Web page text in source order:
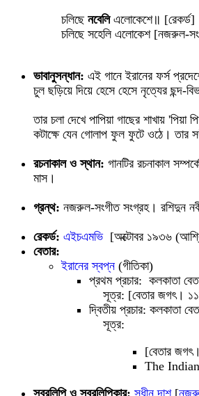
চলিছে নবেলিএলোকেশে॥ [রেকর্ড]
চলিছে সহেলি এলোকেশ [নজরুল-
ভাবানুসন্ধান: এই গানে ইরানের ফর্স
চুল ছড়িয়ে দিয়ে হেসে হেসে নৃত্যের ছন্দ-
তার চলা দেখে পাপিয়া গাছের শাখায়
কটাক্ষে যেন গোলাপ ফুল ফুটে ওঠে। তার
রচনাকাল ও স্থান: গানটির রচনাকাল
মাস।
গ্রন্থ: নজরুল-সংগীত সংগ্রহ। রশিদুন
রেকর্ড: এইচএমভি[অক্টোবর ১৯৩৬
বেতার:
ইরানের স্বপ্ন (গীতিকা)
প্রথম প্রচার: কলকাতা
সূত্র: [বেতার জগৎ। ১১শ
দ্বিতীয় প্রচার: কলকাতা
সূত্র:
[বেতার
The
স্বরলিপি ও স্বরলিপিকার: সুধীন দাশ[